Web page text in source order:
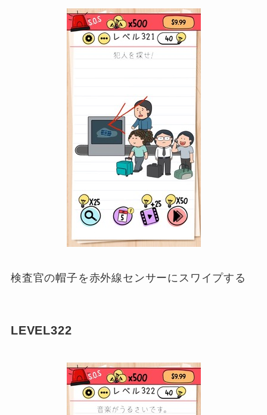
検査官の帽子を赤外線センサーにスワイプする
LEVEL322